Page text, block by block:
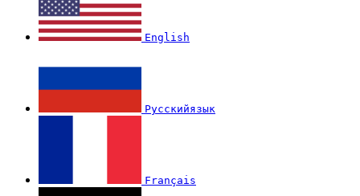
English
Русскийязык
Français